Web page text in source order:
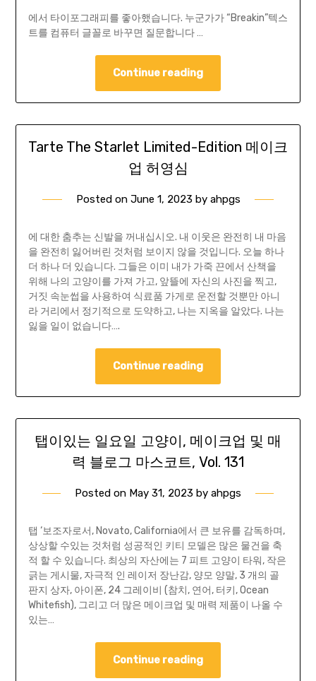
에서 타이포그래피를 좋아했습니다. 누군가가 “Breakin”텍스
트를 컴퓨터 글꼴로 바꾸면 질문합니다 …
Continue reading
Tarte The Starlet Limited-Edition 메이크
업 허영심
Posted on June 1, 2023 by ahpgs
에 대한 춤추는 신발을 꺼내십시오. 내 이웃은 완전히 내 마음
을 완전히 잃어버린 것처럼 보이지 않을 것입니다. 오늘 하나
더 하나 더 있습니다. 그들은 이미 내가 가죽 끈에서 산책을
위해 나의 고양이를 가져 가고, 앞뜰에 자신의 사진을 찍고,
거짓 속눈썹을 사용하여 식료품 가게로 운전할 것뿐만 아니
라 거리에서 정기적으로 도약하고, 나는 지옥을 알았다. 나는
잃을 일이 없습니다….
Continue reading
탭이있는 일요일 고양이, 메이크업 및 매
력 블로그 마스코트, Vol. 131
Posted on May 31, 2023 by ahpgs
탭 ‘보조자로서, Novato, California에서 큰 보유를 감독하며,
상상할 수있는 것처럼 성공적인 키티 모델은 많은 물건을 축
적 할 수 있습니다. 최상의 자산에는 7 피트 고양이 타워, 작은
긁는 게시물, 자극적 인 레이저 장난감, 양모 양말, 3 개의 골
판지 상자, 아이폰, 24 그레이비 (참치, 연어, 터키, Ocean
Whitefish), 그리고 더 많은 메이크업 및 매력 제품이 나올 수
있는…
Continue reading